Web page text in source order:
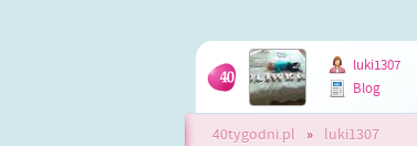
luki1307
Blog
40tygodni.pl » luki1307